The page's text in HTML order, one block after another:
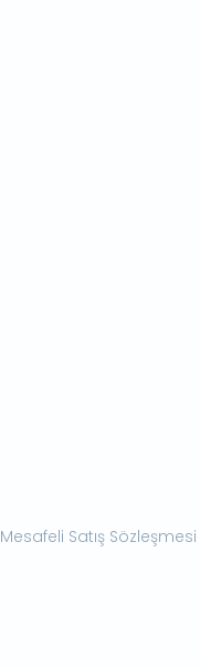
Mesafeli Satış Sözleşmesi